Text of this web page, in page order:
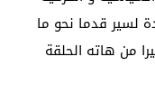
لسير قدما نحو ما
من هاته الحلقة